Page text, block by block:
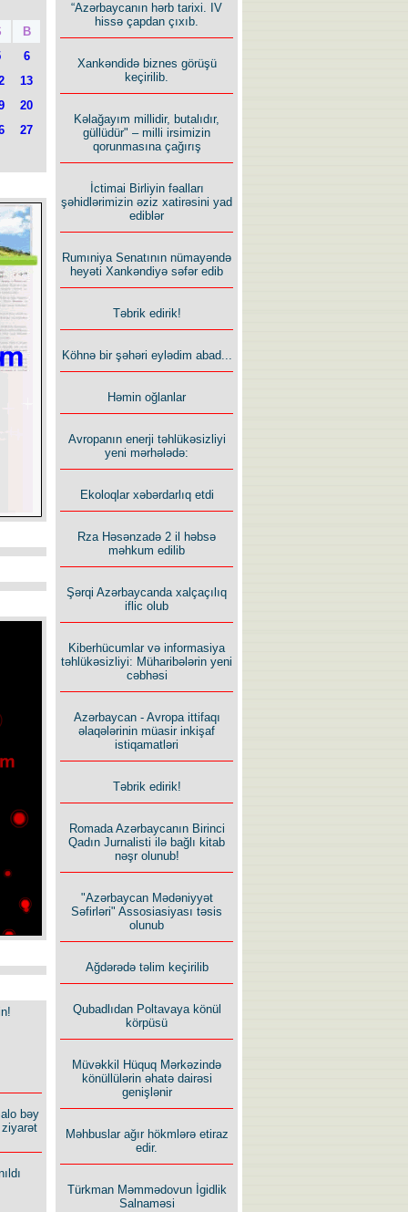
B
6
13
20
27
bəy
ziyarət
“Azərbaycanın hərb tarixi. IV
hissə çapdan çıxıb.
Xankəndidə biznes görüşü
keçirilib.
Kəlağayım millidir, butalıdır,
güllüdür" – milli irsimizin
qorunmasına çağırış
İctimai Birliyin fəalları
şəhidlərimizin əziz xatirəsini yad
ediblər
Rumıniya Senatının nümayəndə
heyəti Xankəndiyə səfər edib
Təbrik edirik!
Köhnə bir şəhəri eylədim abad...
Həmin oğlanlar
Avropanın enerji təhlükəsizliyi
yeni mərhələdə:
Ekoloqlar xəbərdarlıq etdi
Rza Həsənzadə 2 il həbsə
məhkum edilib
Şərqi Azərbaycanda xalçaçılıq
iflic olub
Kiberhücumlar və informasiya
təhlükəsizliyi: Müharibələrin yeni
cəbhəsi
Azərbaycan - Avropa ittifaqı
əlaqələrinin müasir inkişaf
istiqamatləri
Təbrik edirik!
Romada Azərbaycanın Birinci
Qadın Jurnalisti ilə bağlı kitab
nəşr olunub!
"Azərbaycan Mədəniyyət
Səfirləri" Assosiasiyası təsis
olunub
Ağdərədə təlim keçirilib
Qubadlıdan Poltavaya könül
körpüsü
Müvəkkil Hüquq Mərkəzində
könüllülərin əhatə dairəsi
genişlənir
Məhbuslar ağır hökmlərə etiraz
edir.
Türkman Məmmədovun İgidlik
Salnaməsi